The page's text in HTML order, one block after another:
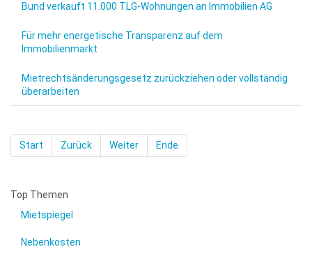
Bund verkauft 11.000 TLG-Wohnungen an Immobilien AG
Für mehr energetische Transparenz auf dem
Immobilienmarkt
Mietrechtsänderungsgesetz zurückziehen oder vollständig
überarbeiten
Start Zurück Weiter Ende
Top Themen
Mietspiegel
Nebenkosten